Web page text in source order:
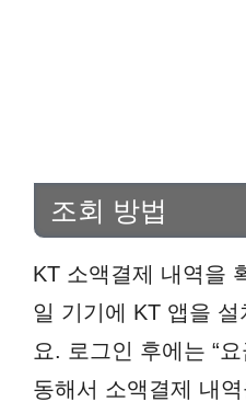
조회 방법
KT 소액결제 내역을
일 기기에 KT 앱을
요. 로그인 후에는 “
동해서 소액결제 내